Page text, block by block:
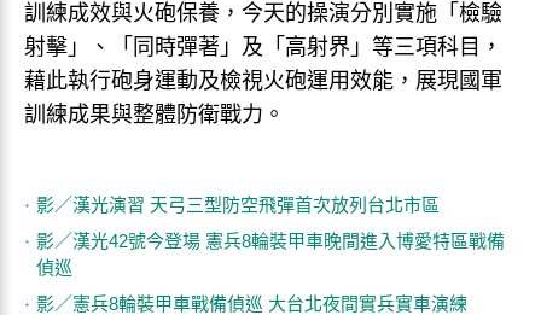
訓練成效與火砲保養，今天的操演分別實施「檢驗
射擊」、「同時彈著」及「高射界」等三項科目，
藉此執行砲身運動及檢視火砲運用效能，展現國軍
訓練成果與整體防衛戰力。
影／漢光演習 天弓三型防空飛彈首次放列台北市區
影／漢光42號今登場 憲兵8輪裝甲車晚間進入博愛特區戰備
偵巡
影／憲兵8輪裝甲車戰備偵巡 大台北夜間實兵實車演練